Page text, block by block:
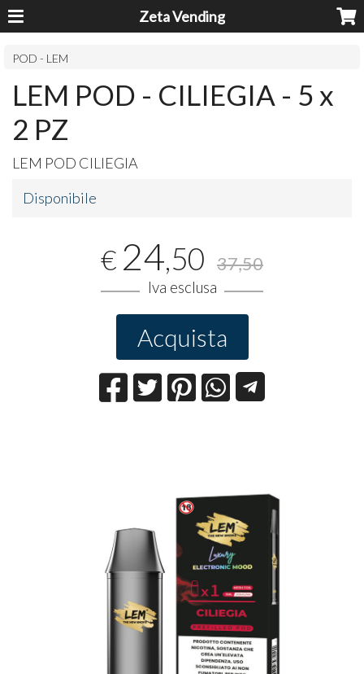
Zeta Vending
POD - LEM
LEM POD - CILIEGIA - 5 x
2 PZ
LEM POD CILIEGIA
Disponibile
€ 24,50 37,50
Iva esclusa
Acquista